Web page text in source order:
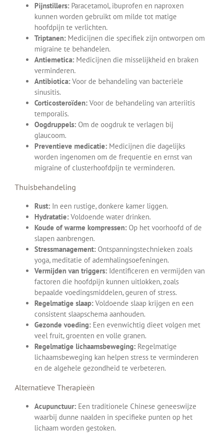
Pijnstillers: Paracetamol, ibuprofen en naproxen
kunnen worden gebruikt om milde tot matige
hoofdpijn te verlichten.
Triptanen: Medicijnen die specifiek zijn ontworpen om
migraine te behandelen.
Antiemetica: Medicijnen die misselijkheid en braken
verminderen.
Antibiotica: Voor de behandeling van bacteriële
sinusitis.
Corticosteroïden: Voor de behandeling van arteriitis
temporalis.
Oogdruppels: Om de oogdruk te verlagen bij
glaucoom.
Preventieve medicatie: Medicijnen die dagelijks
worden ingenomen om de frequentie en ernst van
migraine of clusterhoofdpijn te verminderen.
Thuisbehandeling
Rust: In een rustige, donkere kamer liggen.
Hydratatie: Voldoende water drinken.
Koude of warme kompressen: Op het voorhoofd of de
slapen aanbrengen.
Stressmanagement: Ontspanningstechnieken zoals
yoga, meditatie of ademhalingsoefeningen.
Vermijden van triggers: Identificeren en vermijden van
factoren die hoofdpijn kunnen uitlokken, zoals
bepaalde voedingsmiddelen, geuren of stress.
Regelmatige slaap: Voldoende slaap krijgen en een
consistent slaapschema aanhouden.
Gezonde voeding: Een evenwichtig dieet volgen met
veel fruit, groenten en volle granen.
Regelmatige lichaamsbeweging: Regelmatige
lichaamsbeweging kan helpen stress te verminderen
en de algehele gezondheid te verbeteren.
Alternatieve Therapieën
Acupunctuur: Een traditionele Chinese geneeswijze
waarbij dunne naalden in specifieke punten op het
lichaam worden gestoken.